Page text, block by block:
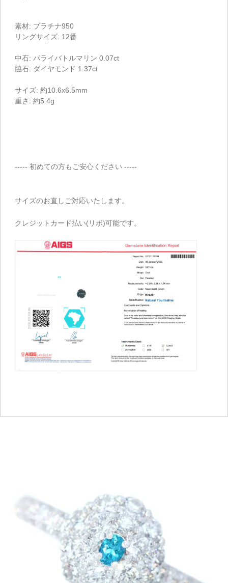
素材: プラチナ950
リングサイズ: 12番
中石: パライバトルマリン 0.07ct
脇石: ダイヤモンド 1.37ct
サイズ: 約10.6x6.5mm
重さ: 約5.4g
----- 初めての方もご安心ください -----
サイズのお直しご対応いたします。
クレジットカード払い(リボ)可能です。